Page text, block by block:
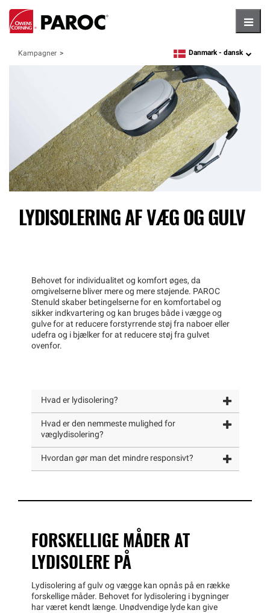
Kampagner language
Danmark - dansk
LYDISOLERING AF VÆG OG GULV
Behovet for individualitet og komfort øges, da
omgivelserne bliver mere og mere støjende. PAROC
Stenuld skaber betingelserne for en komfortabel og
sikker indkvartering og kan bruges både i vægge og
gulve for at reducere forstyrrende støj fra naboer eller
udefra og i bjælker for at reducere støj fra gulvet
ovenfor.
Hvad er lydisolering?
Hvad er den nemmeste mulighed for
væglydisolering?
Hvordan gør man det mindre responsivt?
FORSKELLIGE MÅDER AT
LYDISOLERE PÅ
Lydisolering af gulv og vægge kan opnås på en række
forskellige måder. Behovet for lydisolering i bygninger
har været kendt længe. Unødvendige lyde kan give